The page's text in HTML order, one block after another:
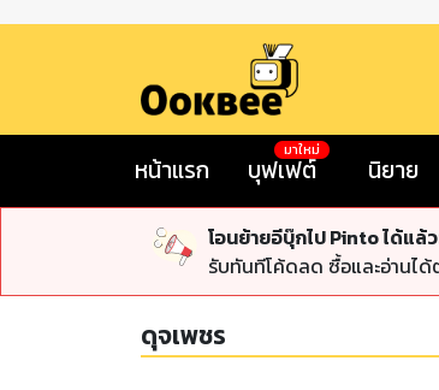
หน้าแรก บุฟเฟต์
มาใหม่
นิยาย
โอนย้ายอีบุ๊กไป Pinto ได้แล้
รับทันทีโค้ดลด ซื้อและอ่านไ
ดุจเพชร